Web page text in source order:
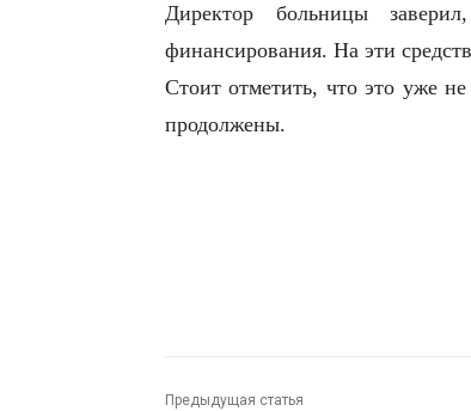
Директор больницы
финансирования. На эти
Стоит отметить, что это уже
продолжены.
Предыдущая статья